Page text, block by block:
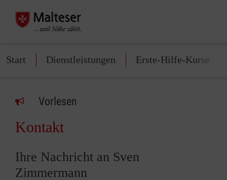
Start Dienstleistungen Erste-Hilfe-Kurse
Vorlesen
Kontakt
Ihre Nachricht an Sven
Zimmermann